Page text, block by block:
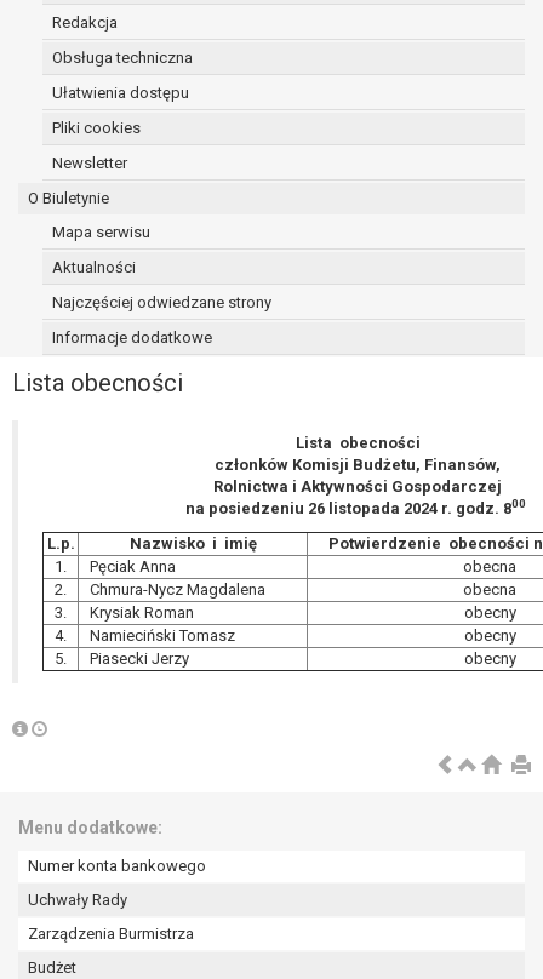
Redakcja
Obsługa techniczna
Ułatwienia dostępu
Pliki cookies
Newsletter
O Biuletynie
Mapa serwisu
Aktualności
Najczęściej odwiedzane strony
Informacje dodatkowe
Lista obecności
Lista obecności
członków Komisji Budżetu, Finansów,
Rolnictwa i Aktywności Gospodarczej
na posiedzeniu 26 listopada 2024 r. godz. 800
L.p. Nazwisko i imię
Potwierdzenie obecności
1.
Pęciak Anna
obecna
2.
Chmura-Nycz Magdalena
obecna
3.
Krysiak Roman
obecny
4.
Namieciński Tomasz
obecny
5.
Piasecki Jerzy obecny
Menu dodatkowe:
Numer konta bankowego
Uchwały Rady
Zarządzenia Burmistrza
Budżet
Przysługuje Pani/Panu prawo wniesienia skargi do organu
nadzorczego na niezgodne z prawem przetwarzanie
danych osobowych przez administratora.
Organem właściwym do wniesienia skargi jest Prezes
Ochrony Danych Osobowych.
W zależności od sfery, w której przetwarzane są dane
podanie danych osobowych jest dobrowolne albo jest
ustawowym lub umownym.
podejmowaniu decyzji, w tym również profilowaniu.